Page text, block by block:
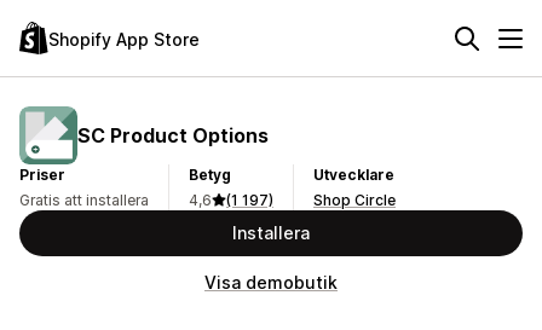
Shopify App Store
SC Product Options
Priser
Gratis att installera
Betyg
4,6
(1 197)
Utvecklare
Shop Circle
Installera
Visa demobutik